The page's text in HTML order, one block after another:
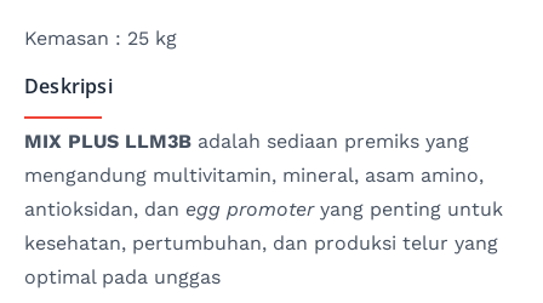
Kemasan : 25 kg
Deskripsi
MIX PLUS LLM3B adalah sediaan premiks yang
mengandung multivitamin, mineral, asam amino,
antioksidan, dan egg promoteryang penting untuk
kesehatan, pertumbuhan, dan produksi telur yang
optimal pada unggas